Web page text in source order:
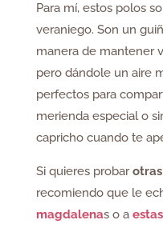
Para mí, estos polos
veraniego. Son un
manera de mantener
pero dándole un aire
perfectos para
merienda especial o
capricho cuando te
Si quieres probar
recomiendo que le
magdalenas o a